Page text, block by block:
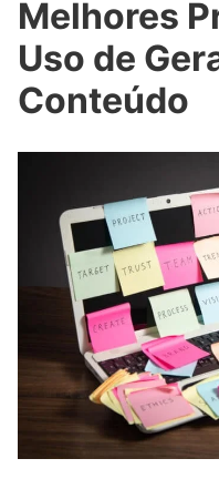
Melhores
Uso de
Conteúdo